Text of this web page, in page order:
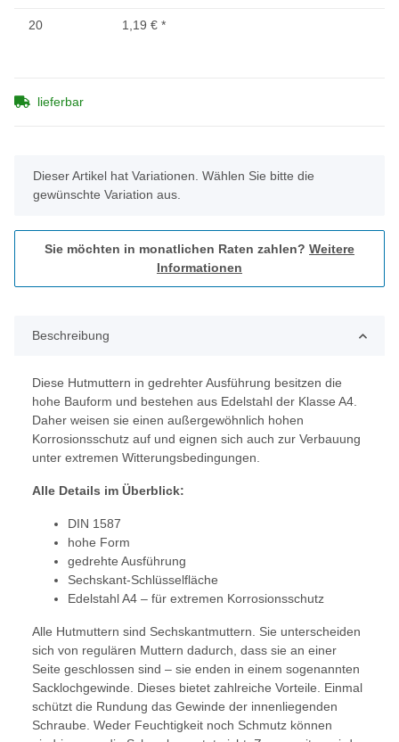
20 1,19 € *
lieferbar
x
Dieser Artikel hat Variationen. Wählen Sie bitte die
gewünschte Variation aus.
Sie möchten in monatlichen Raten zahlen? Weitere
Informationen
Beschreibung
Diese Hutmuttern in gedrehter Ausführung besitzen die
hohe Bauform und bestehen aus Edelstahl der Klasse A4.
Daher weisen sie einen außergewöhnlich hohen
Korrosionsschutz auf und eignen sich auch zur Verbauung
unter extremen Witterungsbedingungen.
Alle Details im Überblick:
DIN 1587
hohe Form
gedrehte Ausführung
Sechskant-Schlüsselfläche
Edelstahl A4 – für extremen Korrosionsschutz
Alle Hutmuttern sind Sechskantmuttern. Sie unterscheiden
sich von regulären Muttern dadurch, dass sie an einer
Seite geschlossen sind – sie enden in einem sogenannten
Sacklochgewinde. Dieses bietet zahlreiche Vorteile. Einmal
schützt die Rundung das Gewinde der innenliegenden
Schraube. Weder Feuchtigkeit noch Schmutz können